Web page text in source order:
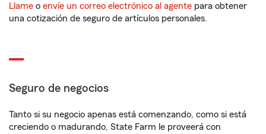
Llame o envíe un correo electrónico al agente para obtener
una cotización de seguro de artículos personales.
Seguro de negocios
Tanto si su negocio apenas está comenzando, como si está
creciendo o madurando, State Farm le proveerá con